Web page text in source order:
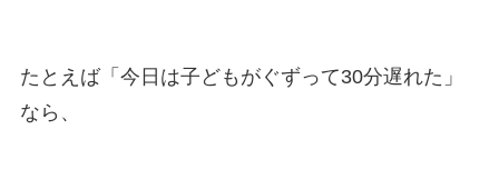
たとえば「今日は子どもがぐずって30分遅れた」
なら、